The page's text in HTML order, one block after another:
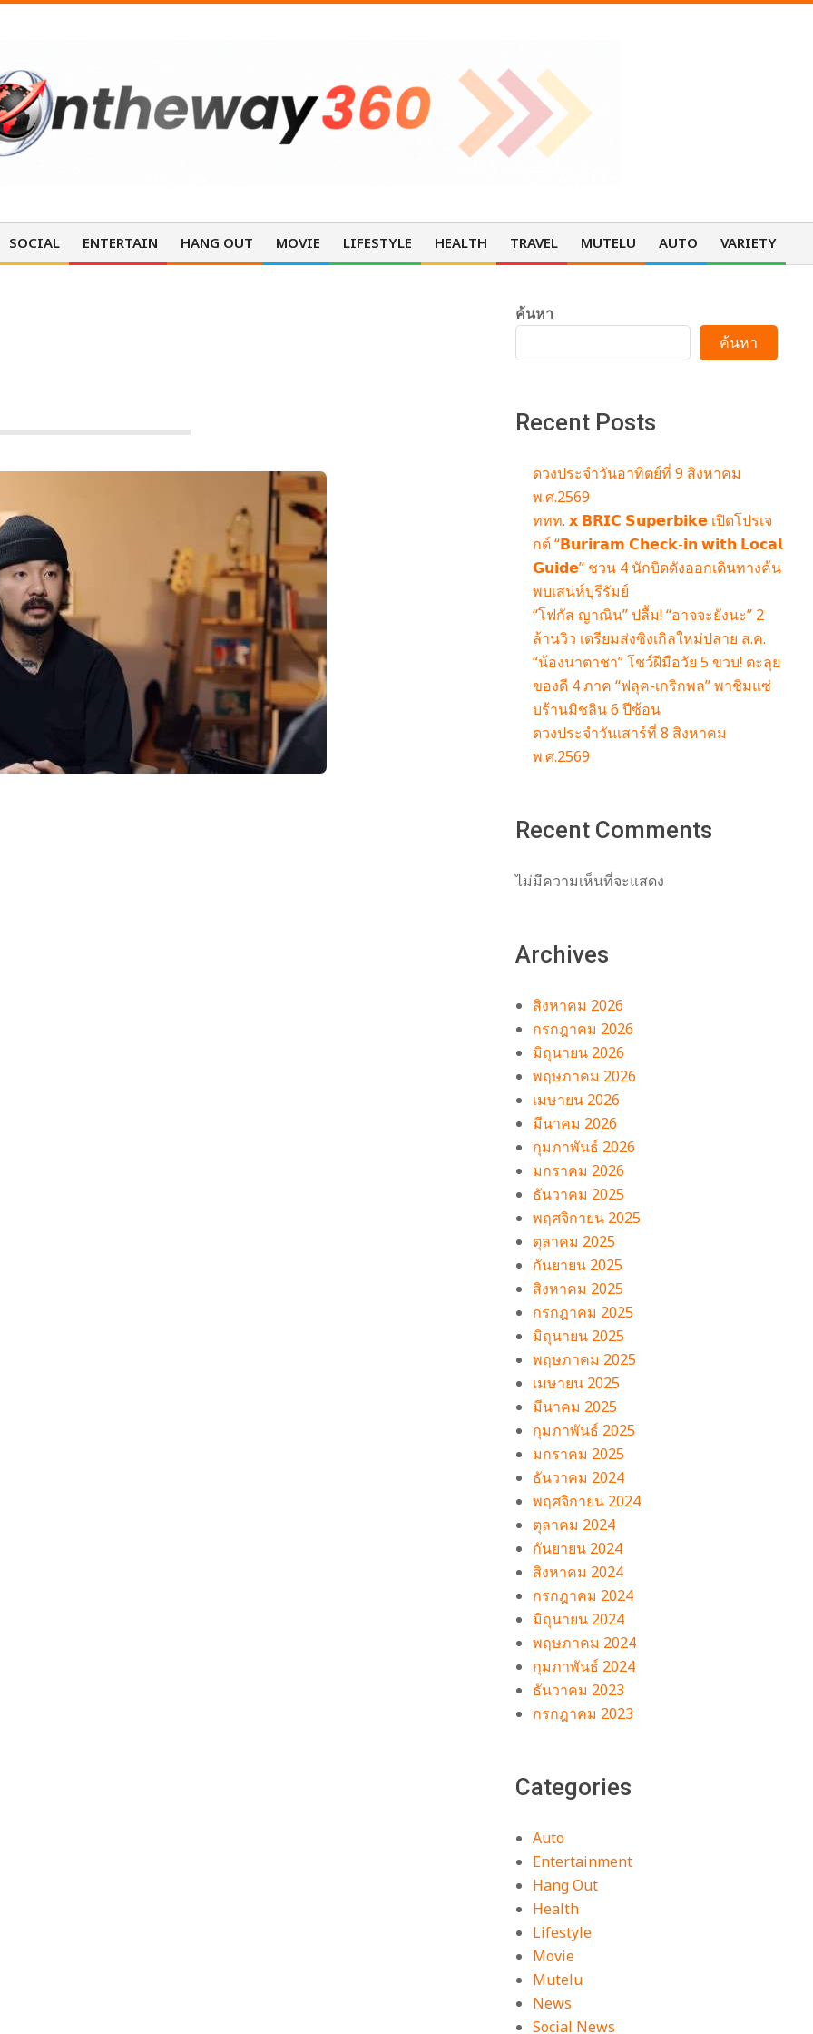
SOCIAL ENTERTAIN HANG OUT MOVIE LIFESTYLE HEALTH TRAVEL MUTELU AUTO VARIETY
ค้นหา
ค้นหา
Recent Posts
ดวงประจำวันอาทิตย์ที่ 9 สิงหาคม
พ.ศ.2569
ททท. 𝘅 𝗕𝗥𝗜𝗖 𝗦𝘂𝗽𝗲𝗿𝗯𝗶𝗸𝗲 เปิดโปรเจ
กต์ “𝗕𝘂𝗿𝗶𝗿𝗮𝗺 𝗖𝗵𝗲𝗰𝗸-𝗶𝗻 𝘄𝗶𝘁𝗵 𝗟𝗼𝗰𝗮𝗹
𝗚𝘂𝗶𝗱𝗲” ชวน 4 นักบิดดังออกเดินทางค้น
พบเสน่ห์บุรีรัมย์
“โฟกัส ญาณิน” ปลื้ม! “อาจจะยังนะ” 2
ล้านวิว เตรียมส่งซิงเกิลใหม่ปลาย ส.ค.
“น้องนาตาชา” โชว์ฝีมือวัย 5 ขวบ! ตะลุย
ของดี 4 ภาค “ฟลุค-เกริกพล” พาชิมแซ่
บร้านมิชลิน 6 ปีซ้อน
ดวงประจำวันเสาร์ที่ 8 สิงหาคม
พ.ศ.2569
Recent Comments
ไม่มีความเห็นที่จะแสดง
Archives
สิงหาคม 2026
กรกฎาคม 2026
มิถุนายน 2026
พฤษภาคม 2026
เมษายน 2026
มีนาคม 2026
กุมภาพันธ์ 2026
มกราคม 2026
ธันวาคม 2025
พฤศจิกายน 2025
ตุลาคม 2025
กันยายน 2025
สิงหาคม 2025
กรกฎาคม 2025
มิถุนายน 2025
พฤษภาคม 2025
เมษายน 2025
มีนาคม 2025
กุมภาพันธ์ 2025
มกราคม 2025
ธันวาคม 2024
พฤศจิกายน 2024
ตุลาคม 2024
กันยายน 2024
สิงหาคม 2024
กรกฎาคม 2024
มิถุนายน 2024
พฤษภาคม 2024
กุมภาพันธ์ 2024
ธันวาคม 2023
กรกฎาคม 2023
Categories
Auto
Entertainment
Hang Out
Health
Lifestyle
Movie
Mutelu
News
Social News